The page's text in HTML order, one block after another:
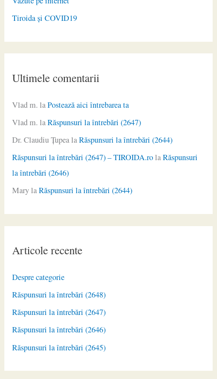
Tiroida și COVID19
Ultimele comentarii
Vlad m. laPostează aici întrebarea ta
Vlad m. laRăspunsuri la întrebări (2647)
Dr. Claudiu ŢupealaRăspunsuri la întrebări (2644)
Răspunsuri la întrebări (2647) – TIROIDA.rolaRăspunsuri
la întrebări (2646)
MarylaRăspunsuri la întrebări (2644)
Articole recente
Despre categorie
Răspunsuri la întrebări (2648)
Răspunsuri la întrebări (2647)
Răspunsuri la întrebări (2646)
Răspunsuri la întrebări (2645)